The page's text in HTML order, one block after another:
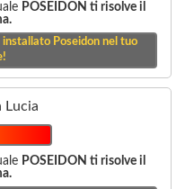
POSEIDON ti risolve il
Poseidon nel tuo
Lucia
POSEIDON ti risolve il